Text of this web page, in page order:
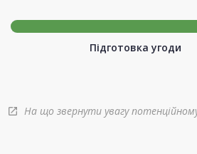
Підготовка угоди
open_in_new На що звернути увагу